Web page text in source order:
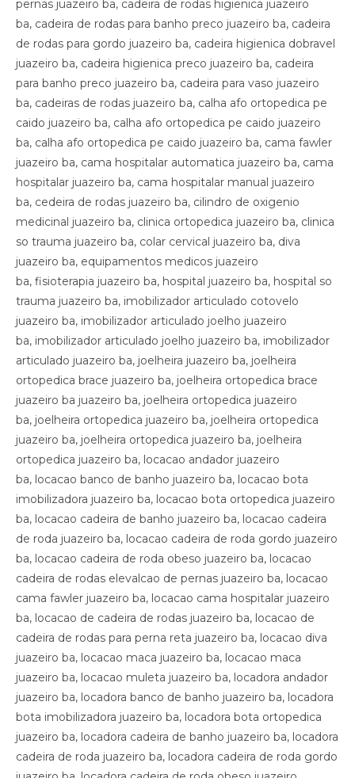
pernas juazeiro ba, cadeira de rodas higienica juazeiro
ba, cadeira de rodas para banho preco juazeiro ba, cadeira
de rodas para gordo juazeiro ba, cadeira higienica dobravel
juazeiro ba, cadeira higienica preco juazeiro ba, cadeira
para banho preco juazeiro ba, cadeira para vaso juazeiro
ba, cadeiras de rodas juazeiro ba, calha afo ortopedica pe
caido juazeiro ba, calha afo ortopedica pe caido juazeiro
ba, calha afo ortopedica pe caido juazeiro ba, cama fawler
juazeiro ba, cama hospitalar automatica juazeiro ba, cama
hospitalar juazeiro ba, cama hospitalar manual juazeiro
ba, cedeira de rodas juazeiro ba, cilindro de oxigenio
medicinal juazeiro ba, clinica ortopedica juazeiro ba, clinica
so trauma juazeiro ba, colar cervical juazeiro ba, diva
juazeiro ba, equipamentos medicos juazeiro
ba, fisioterapia juazeiro ba, hospital juazeiro ba, hospital so
trauma juazeiro ba, imobilizador articulado cotovelo
juazeiro ba, imobilizador articulado joelho juazeiro
ba, imobilizador articulado joelho juazeiro ba, imobilizador
articulado juazeiro ba, joelheira juazeiro ba, joelheira
ortopedica brace juazeiro ba, joelheira ortopedica brace
juazeiro ba juazeiro ba, joelheira ortopedica juazeiro
ba, joelheira ortopedica juazeiro ba, joelheira ortopedica
juazeiro ba, joelheira ortopedica juazeiro ba, joelheira
ortopedica juazeiro ba, locacao andador juazeiro
ba, locacao banco de banho juazeiro ba, locacao bota
imobilizadora juazeiro ba, locacao bota ortopedica juazeiro
ba, locacao cadeira de banho juazeiro ba, locacao cadeira
de roda juazeiro ba, locacao cadeira de roda gordo juazeiro
ba, locacao cadeira de roda obeso juazeiro ba, locacao
cadeira de rodas elevalcao de pernas juazeiro ba, locacao
cama fawler juazeiro ba, locacao cama hospitalar juazeiro
ba, locacao de cadeira de rodas juazeiro ba, locacao de
cadeira de rodas para perna reta juazeiro ba, locacao diva
juazeiro ba, locacao maca juazeiro ba, locacao maca
juazeiro ba, locacao muleta juazeiro ba, locadora andador
juazeiro ba, locadora banco de banho juazeiro ba, locadora
bota imobilizadora juazeiro ba, locadora bota ortopedica
juazeiro ba, locadora cadeira de banho juazeiro ba, locadora
cadeira de roda juazeiro ba, locadora cadeira de roda gordo